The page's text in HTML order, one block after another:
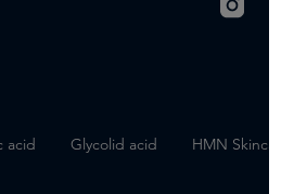
acid Glycolid acid HMN Skincare